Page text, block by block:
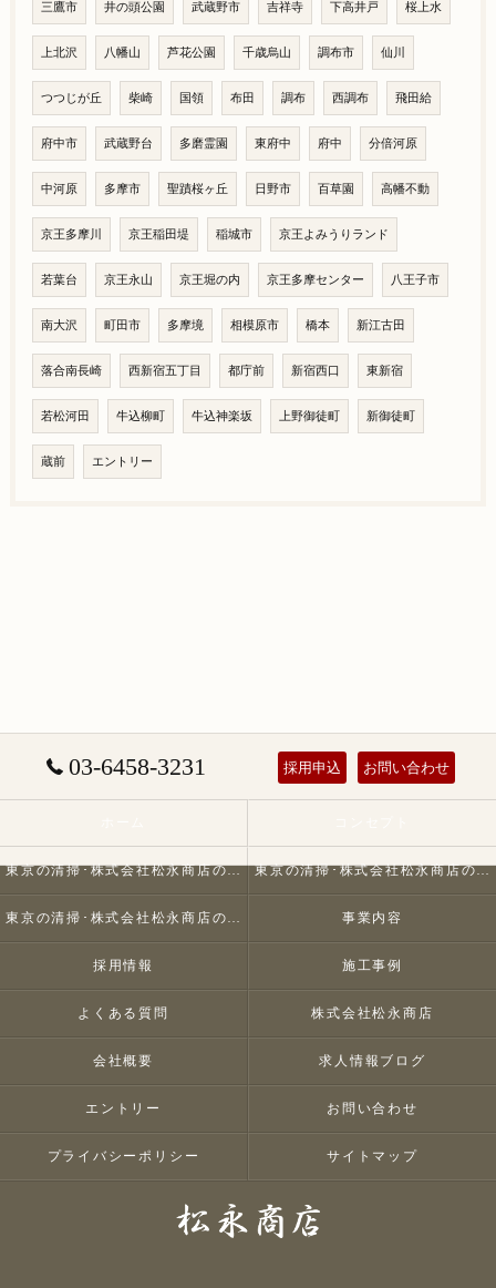
三鷹市 井の頭公園 武蔵野市 吉祥寺 下高井戸 桜上水
上北沢 八幡山 芦花公園 千歳烏山 調布市 仙川
つつじが丘 柴崎 国領 布田 調布 西調布 飛田給
府中市 武蔵野台 多磨霊園 東府中 府中 分倍河原
中河原 多摩市 聖蹟桜ヶ丘 日野市 百草園 高幡不動
京王多摩川 京王稲田堤 稲城市 京王よみうりランド
若葉台 京王永山 京王堀の内 京王多摩センター 八王子市
南大沢 町田市 多摩境 相模原市 橋本 新江古田
落合南長崎 西新宿五丁目 都庁前 新宿西口 東新宿
若松河田 牛込柳町 牛込神楽坂 上野御徒町 新御徒町
蔵前 エントリー
03-6458-3231 採用申込 お問い合わせ
東京の清掃･株式会社松永商店の口コミ情報 東京の清掃･株式会社松永商店の評判
東京の清掃･株式会社松永商店のお客様の声 事業内容
採用情報 施工事例
よくある質問 株式会社松永商店
会社概要 求人情報ブログ
エントリー お問い合わせ
プライバシーポリシー サイトマップ